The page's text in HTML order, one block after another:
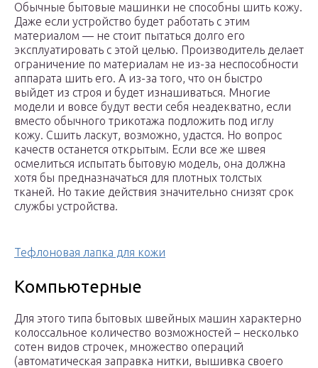
Обычные бытовые машинки не способны шить кожу.
Даже если устройство будет работать с этим
материалом — не стоит пытаться долго его
эксплуатировать с этой целью. Производитель делает
ограничение по материалам не из-за неспособности
аппарата шить его. А из-за того, что он быстро
выйдет из строя и будет изнашиваться. Многие
модели и вовсе будут вести себя неадекватно, если
вместо обычного трикотажа подложить под иглу
кожу. Сшить ласкут, возможно, удастся. Но вопрос
качеств останется открытым. Если все же швея
осмелиться испытать бытовую модель, она должна
хотя бы предназначаться для плотных толстых
тканей. Но такие действия значительно снизят срок
службы устройства.
Тефлоновая лапка для кожи
Компьютерные
Для этого типа бытовых швейных машин характерно
колоссальное количество возможностей – несколько
сотен видов строчек, множество операций
(автоматическая заправка нитки, вышивка своего